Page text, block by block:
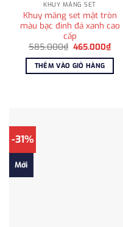
KHUY MĂNG SET
Khuy măng set mặt tròn
màu bạc đính đá xanh cao
cấp
585.000₫ Giá
là:
585.000₫.
465.000₫Giá
hiện
tại
THÊM VÀO GIỎ HÀNG
-31%
Mới